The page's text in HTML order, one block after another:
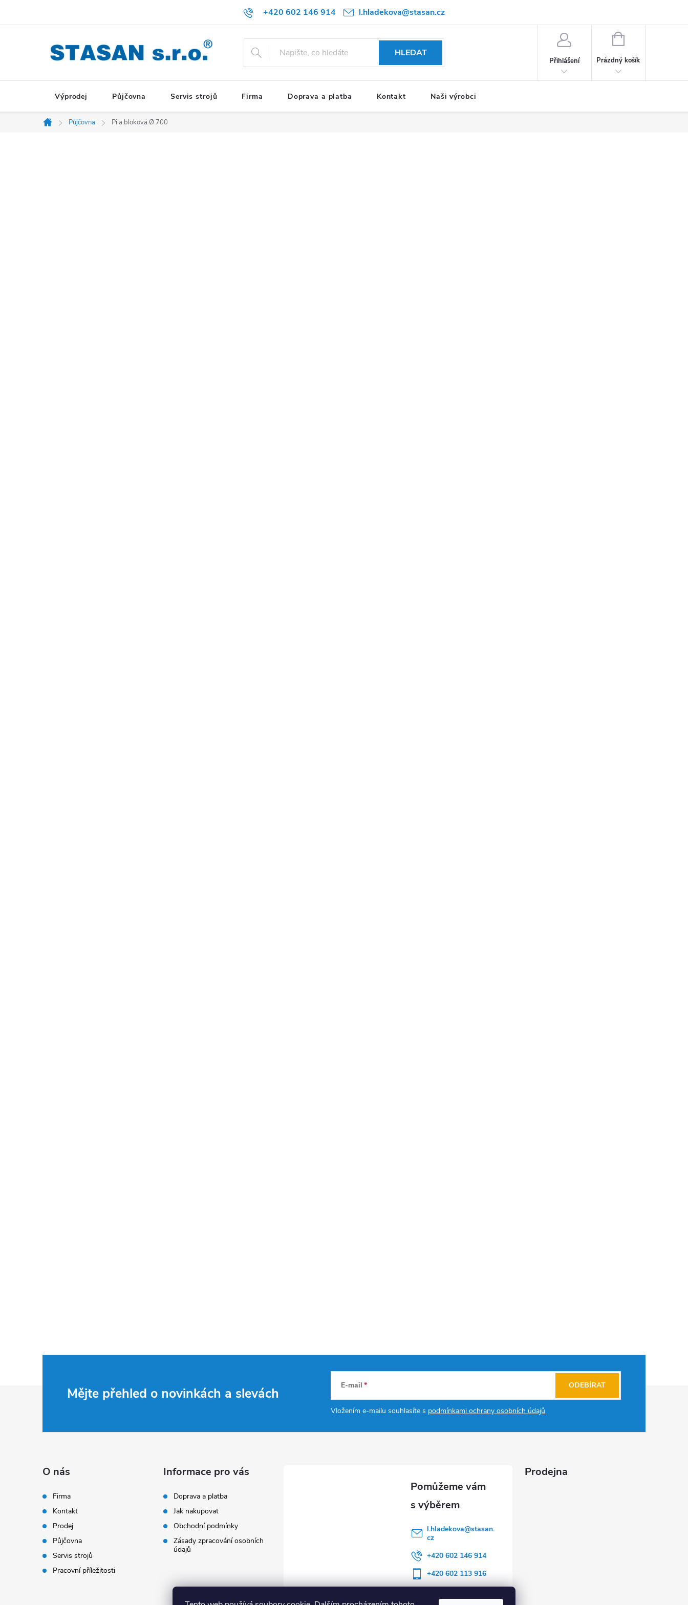
+420 602 146 914 l.hladekova@stasan.cz
HLEDAT
Přihlášení
NÁKUPNÍ
Prázdný košík
Výprodej Půjčovna Servis strojů Firma Doprava a platba Kontakt Naši výrobci
Domů
Půjčovna Pila bloková Ø 700
Mějte přehled o novinkách a slevách E-mail
Vložením e-mailu souhlasíte s podmínkami ochrany osobních údajů
ODEBÍRAT
O nás
Firma
Kontakt
Prodej
Půjčovna
Servis strojů
Pracovní příležitosti
Informace pro vás
Doprava a platba
Jak nakupovat
Obchodní podmínky
Zásady zpracování osobních
údajů
l.hladekova@stasan.
cz
+420 602 146 914
+420 602 113 916
Prodejna